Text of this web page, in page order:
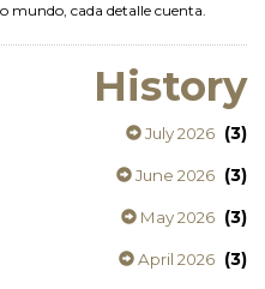
mundo, cada detalle cuenta.
History
July 2026 (3)
June 2026 (3)
May 2026 (3)
April 2026 (3)